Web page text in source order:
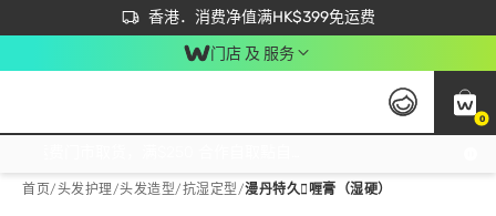
香港．消费净值满HK$399免运费
立即成为易赏钱会员尽享独家优惠
首次APP下单买满$450 输入 NEWAPP 即减$50
门店 及 服务
0
首页/头发护理/头发造型/抗湿定型/漫丹特久喱膏（湿硬）